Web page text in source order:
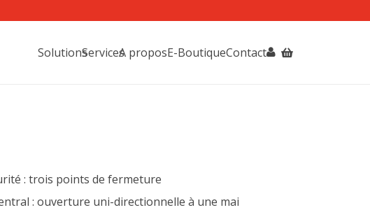
SolutionsServicesA proposE-BoutiqueContact
: trois points de fermeture
: ouverture uni-directionnelle à une mai